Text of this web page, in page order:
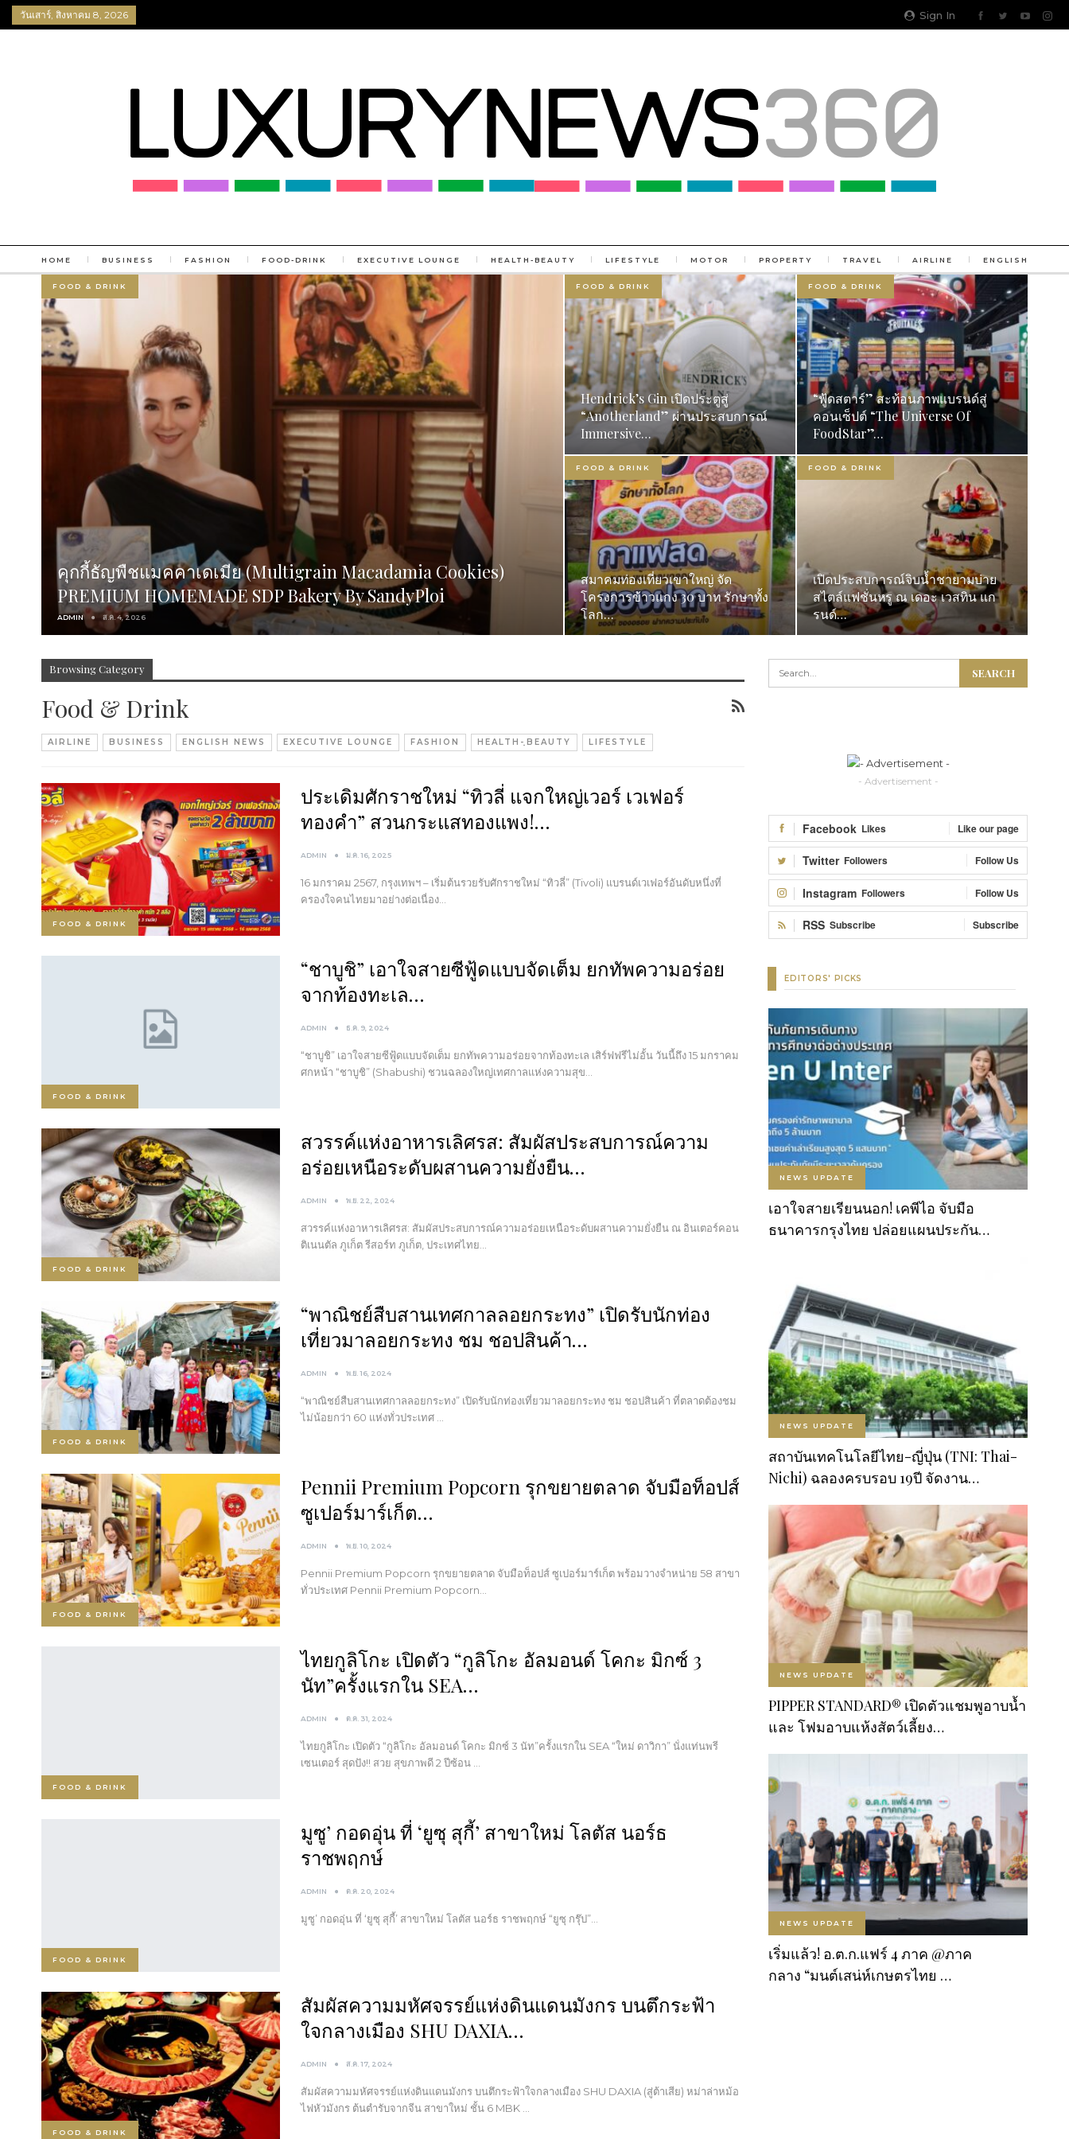
Sign In
วันเสาร์, สิงหาคม 8, 2026
HOME BUSINESS FASHION FOOD-DRINK EXECUTIVE LOUNGE HEALTH-BEAUTY LIFESTYLE MOTOR PROPERTY TRAVEL AIRLINE ENGLISH
FOOD & DRINK
คุกกี้ธัญพืชแมคคาเดเมีย (Multigrain Macadamia Cookies)
PREMIUM HOMEMADE SDP Bakery By SandyPloi
ADMIN ส.ค. 4, 2026
FOOD & DRINK
Hendrick’s Gin เปิดประตูสู่
“Anotherland” ผ่านประสบการณ์
Immersive…
FOOD & DRINK
“ฟู้ดสตาร์” สะท้อนภาพแบรนด์สู่
คอนเซ็ปต์ “The Universe Of
FoodStar”…
FOOD & DRINK
สมาคมท่องเที่ยวเขาใหญ่ จัด
โครงการข้าวแกง 30 บาท รักษาทั้ง
โลก…
FOOD & DRINK
เปิดประสบการณ์จิบน้ำชายามบ่าย
สไตล์แฟชั่นหรู ณ เดอะ เวสทิน แก
รนด์…
Browsing Category
Food & Drink
AIRLINE BUSINESS ENGLISH NEWS EXECUTIVE LOUNGE FASHION HEALTH-ฺBEAUTY LIFESTYLE
FOOD & DRINK
ประเดิมศักราชใหม่ “ทิวลี่ แจกใหญ่เวอร์ เวเฟอร์
ทองคำ” สวนกระแสทองแพง!…
ADMIN ม.ค. 16, 2025
16 มกราคม 2567, กรุงเทพฯ – เริ่มต้นรวยรับศักราชใหม่ “ทิวลี่” (Tivoli) แบรนด์เวเฟอร์อันดับหนึ่งที่
ครองใจคนไทยมาอย่างต่อเนื่อง…
FOOD & DRINK
“ชาบูชิ” เอาใจสายซีฟู้ดแบบจัดเต็ม ยกทัพความอร่อย
จากท้องทะเล…
ADMIN ธ.ค. 9, 2024
“ชาบูชิ” เอาใจสายซีฟู้ดแบบจัดเต็ม ยกทัพความอร่อยจากท้องทะเล เสิร์ฟฟรีไม่อั้น วันนี้ถึง 15 มกราคม
ศกหน้า “ชาบูชิ” (Shabushi) ชวนฉลองใหญ่เทศกาลแห่งความสุข…
FOOD & DRINK
สวรรค์แห่งอาหารเลิศรส: สัมผัสประสบการณ์ความ
อร่อยเหนือระดับผสานความยั่งยืน…
ADMIN พ.ย. 22, 2024
สวรรค์แห่งอาหารเลิศรส: สัมผัสประสบการณ์ความอร่อยเหนือระดับผสานความยั่งยืน ณ อินเตอร์คอน
ติเนนตัล ภูเก็ต รีสอร์ท ภูเก็ต, ประเทศไทย…
FOOD & DRINK
“พาณิชย์สืบสานเทศกาลลอยกระทง” เปิดรับนักท่อง
เที่ยวมาลอยกระทง ชม ชอปสินค้า…
ADMIN พ.ย. 16, 2024
“พาณิชย์สืบสานเทศกาลลอยกระทง” เปิดรับนักท่องเที่ยวมาลอยกระทง ชม ชอปสินค้า ที่ตลาดต้องชม
ไม่น้อยกว่า 60 แห่งทั่วประเทศ …
FOOD & DRINK
Pennii Premium Popcorn รุกขยายตลาด จับมือท็อปส์
ซูเปอร์มาร์เก็ต…
ADMIN พ.ย. 10, 2024
Pennii Premium Popcorn รุกขยายตลาด จับมือท็อปส์ ซูเปอร์มาร์เก็ต พร้อมวางจำหน่าย 58 สาขา
ทั่วประเทศ Pennii Premium Popcorn…
FOOD & DRINK
ไทยกูลิโกะ เปิดตัว “กูลิโกะ อัลมอนด์ โคกะ มิกซ์ 3
นัท”ครั้งแรกใน SEA…
ADMIN ต.ค. 31, 2024
ไทยกูลิโกะ เปิดตัว “กูลิโกะ อัลมอนด์ โคกะ มิกซ์ 3 นัท”ครั้งแรกใน SEA “ใหม่ ดาวิกา” นั่งแท่นพรี
เซนเตอร์ สุดปัง!! สวย สุขภาพดี 2 ปีซ้อน …
FOOD & DRINK
มูซู’ กอดอุ่น ที่ ‘ยูซุ สุกี้’ สาขาใหม่ โลตัส นอร์ธ
ราชพฤกษ์
ADMIN ต.ค. 20, 2024
มูซู’ กอดอุ่น ที่ ‘ยูซุ สุกี้’ สาขาใหม่ โลตัส นอร์ธ ราชพฤกษ์ “ยูซุ กรุ๊ป”…
FOOD & DRINK
สัมผัสความมหัศจรรย์แห่งดินแดนมังกร บนตึกระฟ้า
ใจกลางเมือง SHU DAXIA…
ADMIN ส.ค. 17, 2024
สัมผัสความมหัศจรรย์แห่งดินแดนมังกร บนตึกระฟ้าใจกลางเมือง SHU DAXIA (สู่ต้าเสีย) หม่าล่าหม้อ
ไฟหัวมังกร ต้นตำรับจากจีน สาขาใหม่ ชั้น 6 MBK …
- Advertisement -
Facebook Likes Like our page
Twitter Followers Follow Us
Instagram Followers Follow Us
RSS Subscribe Subscribe
EDITORS' PICKS
NEWS UPDATE
เอาใจสายเรียนนอก! เคพีไอ จับมือ
ธนาคารกรุงไทย ปล่อยแผนประกัน…
NEWS UPDATE
สถาบันเทคโนโลยีไทย-ญี่ปุ่น (TNI: Thai-
Nichi) ฉลองครบรอบ 19ปี จัดงาน…
NEWS UPDATE
PIPPER STANDARD® เปิดตัวแชมพูอาบน้ำ
และ โฟมอาบแห้งสัตว์เลี้ยง…
NEWS UPDATE
เริ่มแล้ว! อ.ต.ก.แฟร์ 4 ภาค @ภาค
กลาง “มนต์เสน่ห์เกษตรไทย …